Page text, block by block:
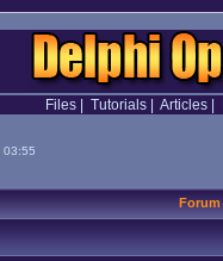
Files| Tutorials| Articles|
03:55
Forum